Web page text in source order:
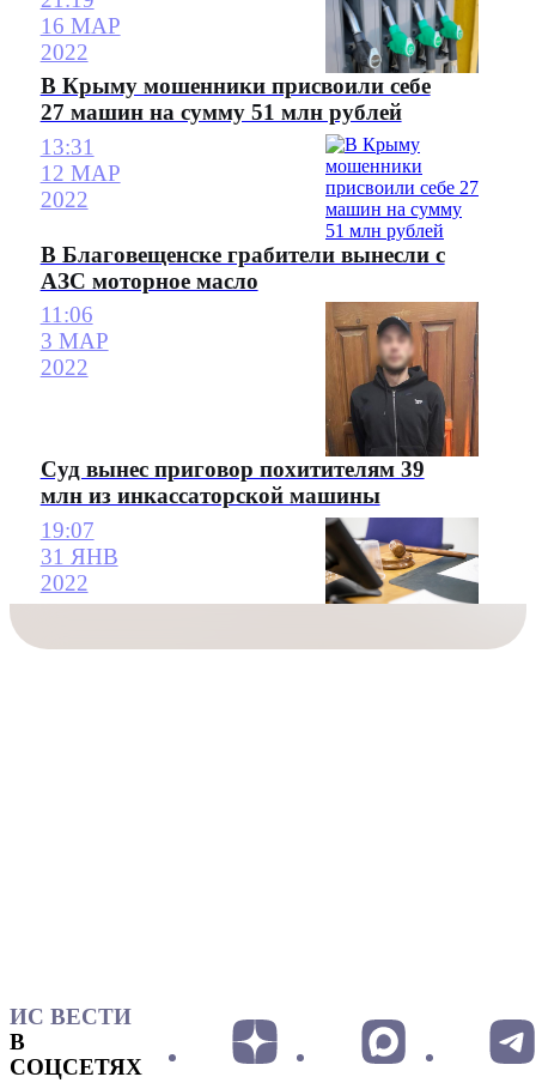
16 МАР
2022
В Крыму мошенники присвоили себе
27 машин на сумму 51 млн рублей
13:31
12 МАР
2022
В Благовещенске грабители вынесли с
АЗС моторное масло
11:06
3 МАР
2022
Суд вынес приговор похитителям 39
млн из инкассаторской машины
19:07
31 ЯНВ
2022
ИС ВЕСТИ
В
СОЦСЕТЯХ